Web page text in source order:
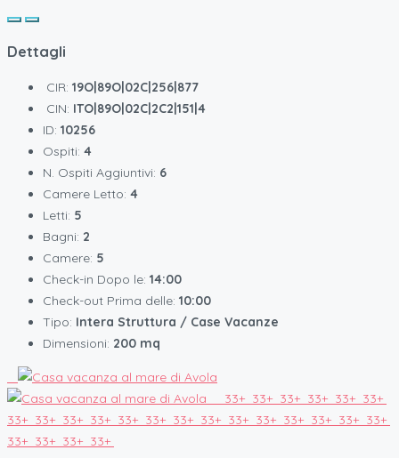
Dettagli
CIR: 19O|89O|02C|256|877
CIN: ITO|89O|02C|2C2|151|4
ID: 10256
Ospiti: 4
N. Ospiti Aggiuntivi: 6
Camere Letto: 4
Letti: 5
Bagni: 2
Camere: 5
Check-in Dopo le: 14:00
Check-out Prima delle: 10:00
Tipo: Intera Struttura / Case Vacanze
Dimensioni: 200 mq
33+ 33+ 33+ 33+ 33+ 33+
33+ 33+ 33+ 33+ 33+ 33+ 33+ 33+ 33+ 33+ 33+ 33+ 33+ 33+
33+ 33+ 33+ 33+